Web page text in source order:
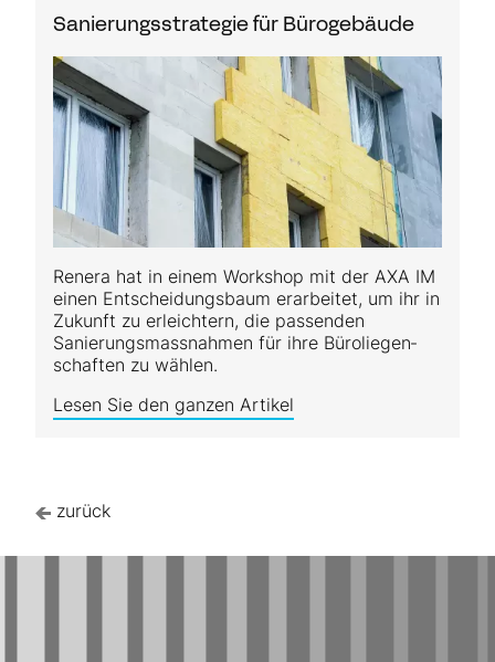
Sanierungsstrategie für Bürogebäude
Renera hat in einem Workshop mit der AXA IM
einen Ent­schei­dungs­baum erarbeitet, um ihr in
Zukunft zu erleichtern, die passenden
Sanierungs­mass­nah­men für ihre Büro­liegen­
schaf­ten zu wählen.
Lesen Sie den ganzen Artikel
zurück